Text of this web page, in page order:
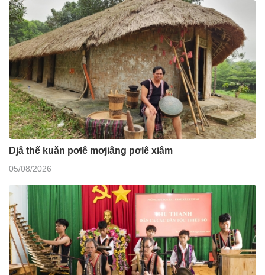
Djâ thế kuăn pơlê mơjiâng pơlê xiâm
05/08/2026